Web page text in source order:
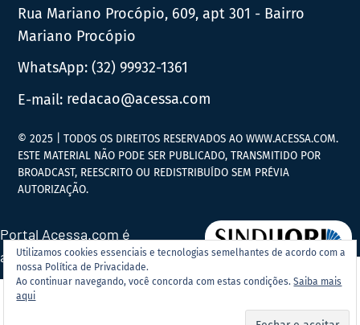
Rua Mariano Procópio, 609, apt 301 - Bairro
Mariano Procópio
WhatsApp:(32) 99932-1361
E-mail: redacao@acessa.com
Utilizamos cookies essenciais e tecnologias semelhantes de acordo com a
nossa Política de Privacidade.
Ao continuar navegando, você concorda com estas condições.Saiba mais
aqui
© 2025 | TODOS OS DIREITOS RESERVADOS AO WWW.ACESSA.COM.
ESTE MATERIAL NÃO PODE SER PUBLICADO, TRANSMITIDO POR
BROADCAST, REESCRITO OU REDISTRIBUÍDO SEM PRÉVIA
AUTORIZAÇÃO.
Portal Acessa.com é
associado ao